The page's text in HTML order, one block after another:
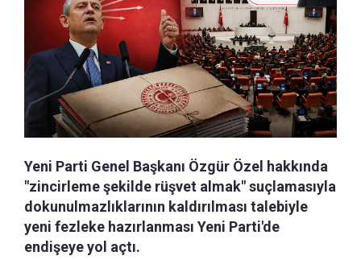
Yeni Parti Genel Başkanı Özgür Özel hakkında
"zincirleme şekilde rüşvet almak" suçlamasıyla
dokunulmazlıklarının kaldırılması talebiyle
yeni fezleke hazırlanması Yeni Parti'de
endişeye yol açtı.